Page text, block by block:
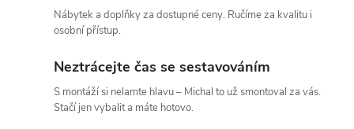
Nábytek a doplňky za dostupné ceny. Ručíme za kvalitu i
osobní přístup.
Neztrácejte čas se sestavováním
S montáží si nelamte hlavu – Michal to už smontoval za vás.
Stačí jen vybalit a máte hotovo.